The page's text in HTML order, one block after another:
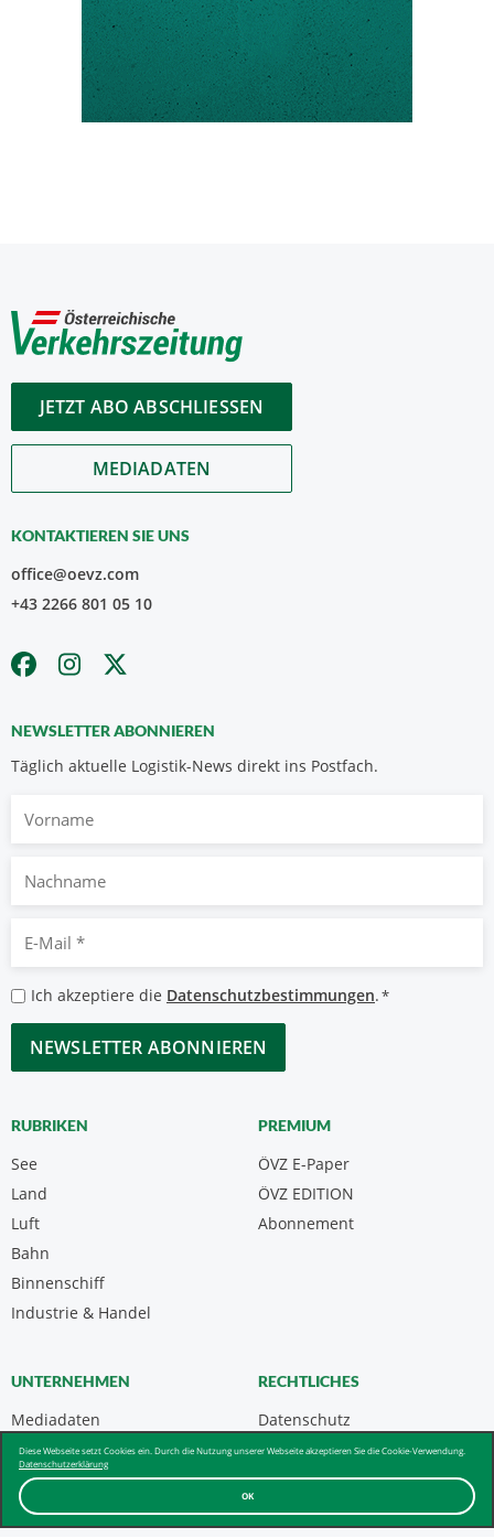
OK
Diese Webseite setzt Cookies ein. Durch die Nutzung unserer Webseite akzeptieren Sie die Cookie-Verwendung.
Datenschutzerklärung
JETZT ABO ABSCHLIESSEN
MEDIADATEN
KONTAKTIEREN SIE UNS
office@oevz.com
+43 2266 801 05 10
NEWSLETTER ABONNIEREN
Täglich aktuelle Logistik-News direkt ins Postfach.
Nachname
Mail
*
Datenschutzbestimmungen
*
Ich akzeptiere die Datenschutzbestimmungen.*
CAPTCHA
RUBRIKEN
See
Land
Luft
Bahn
Binnenschiff
Industrie & Handel
PREMIUM
ÖVZ E-Paper
Abonnement
ÖVZ EDITION
UNTERNEHMEN
Mediadaten
Kontakt
Über uns & AGB
RECHTLICHES
Datenschutz
Impressum